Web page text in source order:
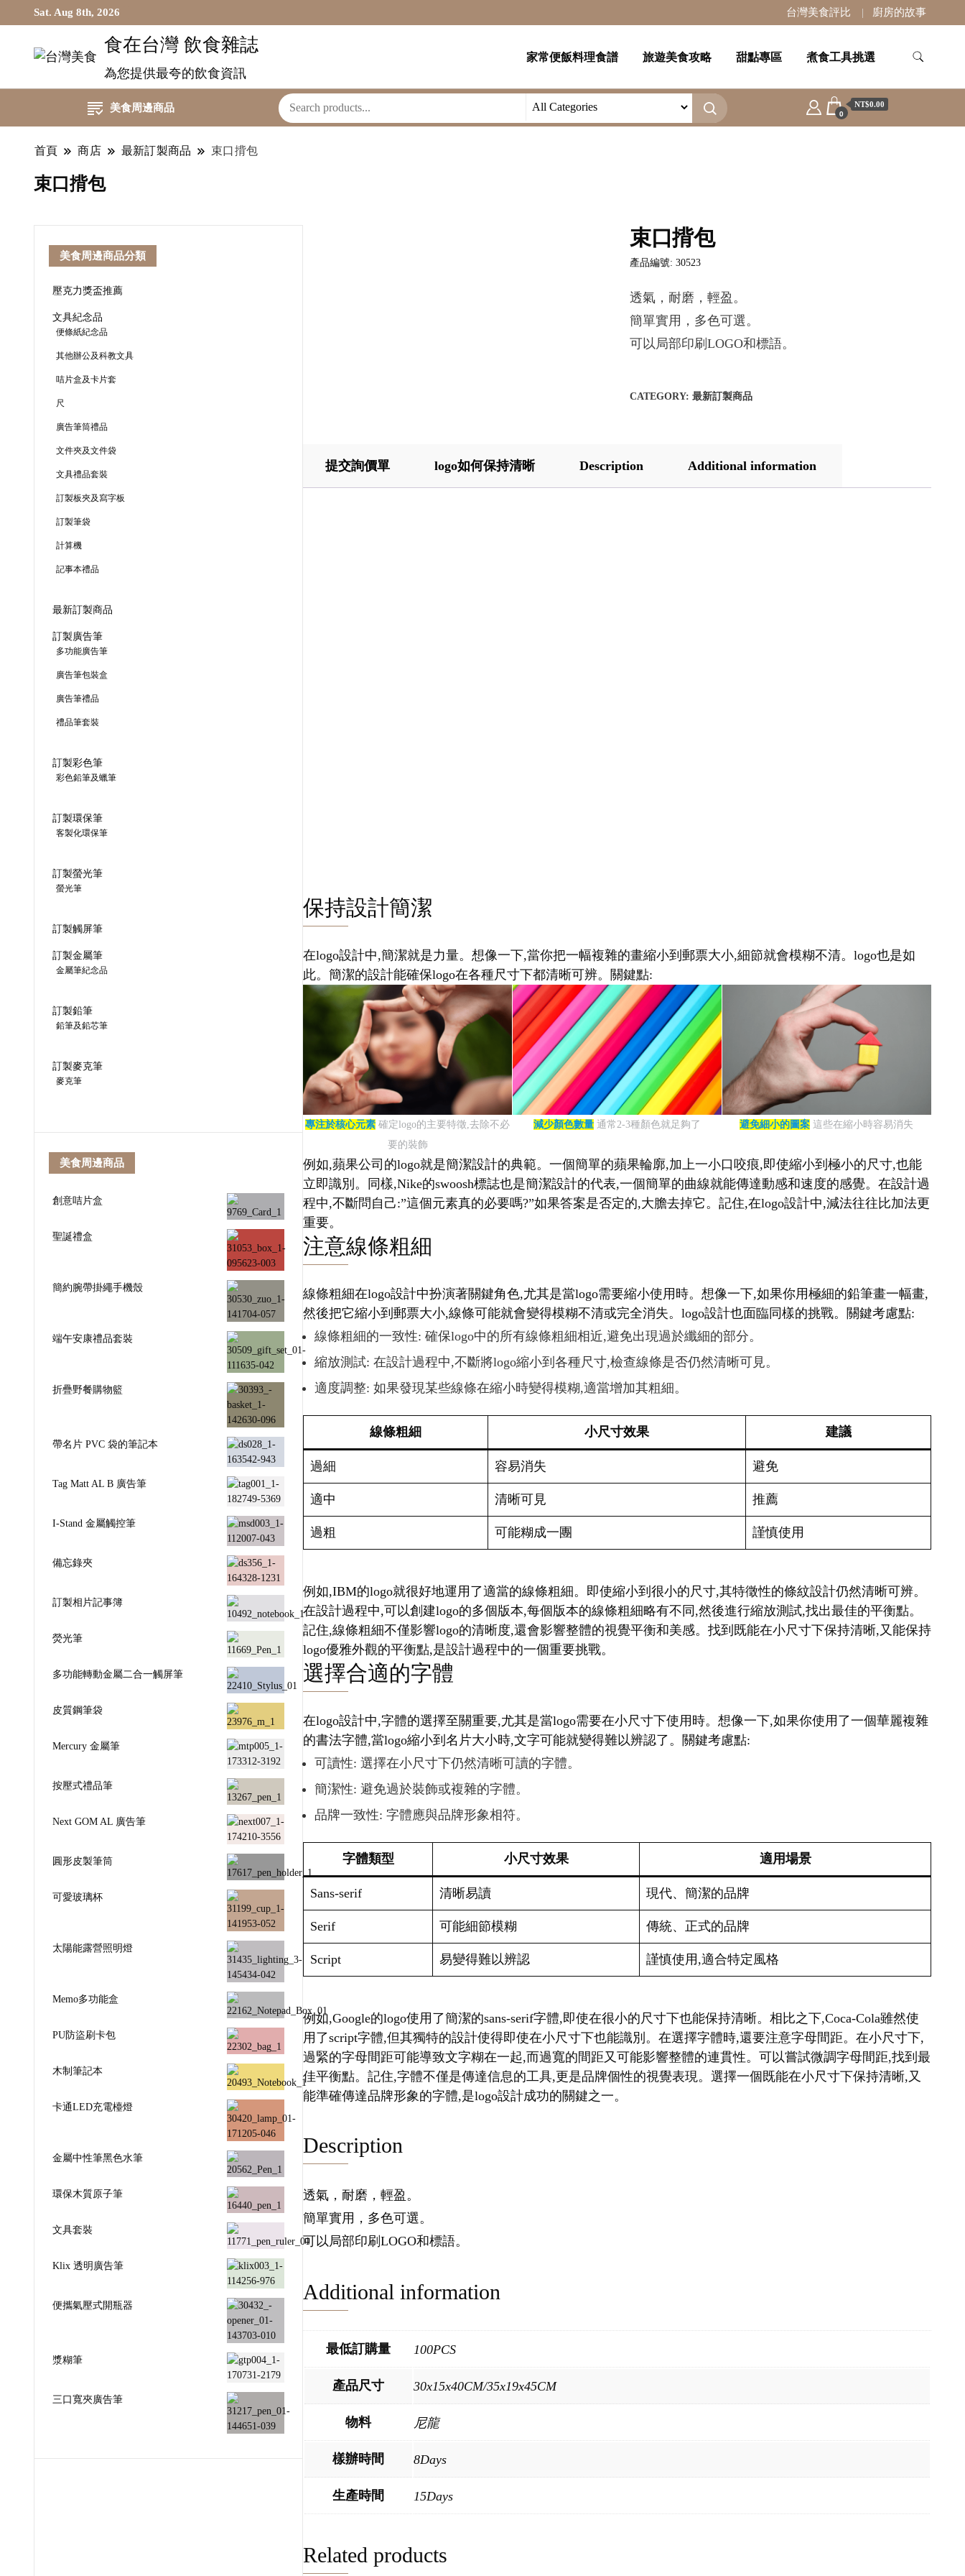
Sat. Aug 8th, 2026 台灣美食評比 廚房的故事
食在台灣 飲食雜誌
為您提供最夸的飲食資訊
家常便飯料理食譜 旅遊美食攻略 甜點專區 煮食工具挑選
美食周邊商品 0
NT$0.00
首頁 商店 最新訂製商品 束口揹包
束口揹包
束口揹包
產品編號: 30523
透氣，耐磨，輕盈。
簡單實用，多色可選。
可以局部印刷LOGO和標語。
CATEGORY: 最新訂製商品
提交詢價單 logo如何保持清晰 Description Additional information
保持設計簡潔
在logo設計中,簡潔就是力量。想像一下,當你把一幅複雜的畫縮小到郵票大小,細節就會模糊不清。logo也是如
此。簡潔的設計能確保logo在各種尺寸下都清晰可辨。關鍵點:
專注於核心元素 確定logo的主要特徵,去除不必
要的裝飾
減少顏色數量 通常2-3種顏色就足夠了 避免細小的圖案 這些在縮小時容易消失
例如,蘋果公司的logo就是簡潔設計的典範。一個簡單的蘋果輪廓,加上一小口咬痕,即使縮小到極小的尺寸,也能
立即識別。同樣,Nike的swoosh標誌也是簡潔設計的代表,一個簡單的曲線就能傳達動感和速度的感覺。在設計過
程中,不斷問自己:”這個元素真的必要嗎?”如果答案是否定的,大膽去掉它。記住,在logo設計中,減法往往比加法更
重要。
注意線條粗細
線條粗細在logo設計中扮演著關鍵角色,尤其是當logo需要縮小使用時。想像一下,如果你用極細的鉛筆畫一幅畫,
然後把它縮小到郵票大小,線條可能就會變得模糊不清或完全消失。logo設計也面臨同樣的挑戰。關鍵考慮點:
線條粗細的一致性: 確保logo中的所有線條粗細相近,避免出現過於纖細的部分。
縮放測試: 在設計過程中,不斷將logo縮小到各種尺寸,檢查線條是否仍然清晰可見。
適度調整: 如果發現某些線條在縮小時變得模糊,適當增加其粗細。
線條粗細 小尺寸效果 建議
過細 容易消失 避免
適中 清晰可見 推薦
過粗 可能糊成一團 謹慎使用
例如,IBM的logo就很好地運用了適當的線條粗細。即使縮小到很小的尺寸,其特徵性的條紋設計仍然清晰可辨。
在設計過程中,可以創建logo的多個版本,每個版本的線條粗細略有不同,然後進行縮放測試,找出最佳的平衡點。
記住,線條粗細不僅影響logo的清晰度,還會影響整體的視覺平衡和美感。找到既能在小尺寸下保持清晰,又能保持
logo優雅外觀的平衡點,是設計過程中的一個重要挑戰。
選擇合適的字體
在logo設計中,字體的選擇至關重要,尤其是當logo需要在小尺寸下使用時。想像一下,如果你使用了一個華麗複雜
的書法字體,當logo縮小到名片大小時,文字可能就變得難以辨認了。關鍵考慮點:
可讀性: 選擇在小尺寸下仍然清晰可讀的字體。
簡潔性: 避免過於裝飾或複雜的字體。
品牌一致性: 字體應與品牌形象相符。
字體類型 小尺寸效果 適用場景
Sans-serif 清晰易讀 現代、簡潔的品牌
Serif 可能細節模糊 傳統、正式的品牌
Script 易變得難以辨認 謹慎使用,適合特定風格
例如,Google的logo使用了簡潔的sans-serif字體,即使在很小的尺寸下也能保持清晰。相比之下,Coca-Cola雖然使
用了script字體,但其獨特的設計使得即使在小尺寸下也能識別。在選擇字體時,還要注意字母間距。在小尺寸下,
過緊的字母間距可能導致文字糊在一起,而過寬的間距又可能影響整體的連貫性。可以嘗試微調字母間距,找到最
佳平衡點。記住,字體不僅是傳達信息的工具,更是品牌個性的視覺表現。選擇一個既能在小尺寸下保持清晰,又
能準確傳達品牌形象的字體,是logo設計成功的關鍵之一。
Description
透氣，耐磨，輕盈。
簡單實用，多色可選。
可以局部印刷LOGO和標語。
Additional information
最低訂購量 100PCS
產品尺寸 30x15x40CM/35x19x45CM
物料 尼龍
樣辦時間 8Days
生產時間 15Days
Related products
美食周邊商品分類
壓克力獎盃推薦
文具紀念品
便條紙紀念品
其他辦公及科教文具
咭片盒及卡片套
尺
廣告筆筒禮品
文件夾及文件袋
文具禮品套裝
訂製板夾及寫字板
訂製筆袋
計算機
記事本禮品
最新訂製商品
訂製廣告筆
多功能廣告筆
廣告筆包裝盒
廣告筆禮品
禮品筆套裝
訂製彩色筆
彩色鉛筆及蠟筆
訂製環保筆
客製化環保筆
訂製螢光筆
螢光筆
訂製觸屏筆
訂製金屬筆
金屬筆紀念品
訂製鉛筆
鉛筆及鉛芯筆
訂製麥克筆
麥克筆
美食周邊商品
創意咭片盒
聖誕禮盒
簡約腕帶掛繩手機殼
端午安康禮品套裝
折疊野餐購物籃
帶名片 PVC 袋的筆記本
Tag Matt AL B 廣告筆
I-Stand 金屬觸控筆
備忘錄夾
訂製相片記事簿
熒光筆
多功能轉動金屬二合一觸屏筆
皮質鋼筆袋
Mercury 金屬筆
按壓式禮品筆
Next GOM AL 廣告筆
圓形皮製筆筒
可愛玻璃杯
太陽能露營照明燈
Memo多功能盒
PU防盜刷卡包
木制筆記本
卡通LED充電檯燈
金屬中性筆黑色水筆
環保木質原子筆
文具套裝
Klix 透明廣告筆
便攜氣壓式開瓶器
漿糊筆
三口寬夾廣告筆